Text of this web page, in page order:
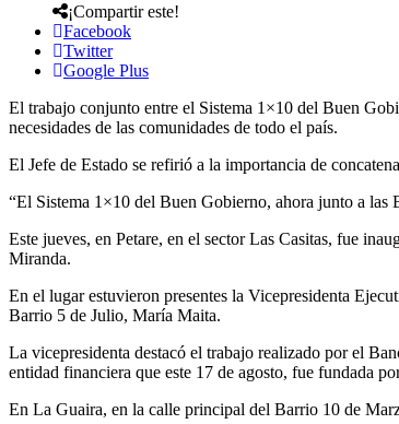
¡Compartir este!
Facebook
Twitter
Google Plus
El trabajo conjunto entre el Sistema 1×10 del Buen
necesidades de las comunidades de todo el país.
El Jefe de Estado se refirió a la importancia de
“El Sistema 1×10 del Buen Gobierno, ahora junto a las
Este jueves, en Petare, en el sector Las Casitas, fue
Miranda.
En el lugar estuvieron presentes la Vicepresidenta
Barrio 5 de Julio, María Maita.
La vicepresidenta destacó el trabajo realizado por el
entidad financiera que este 17 de agosto, fue fundada
En La Guaira, en la calle principal del Barrio 10 de